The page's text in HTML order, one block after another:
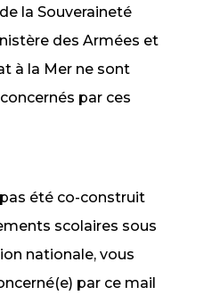
la Souveraineté
des Armées et
à la Mer ne sont
par ces
été co-construit
scolaires sous
nationale, vous
par ce mail